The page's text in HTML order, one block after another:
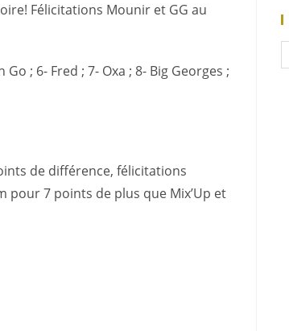
Félicitations Mounir et GG au
; 6- Fred ; 7- Oxa ; 8- Big Georges ;
de différence, félicitations
pour 7 points de plus que Mix’Up et